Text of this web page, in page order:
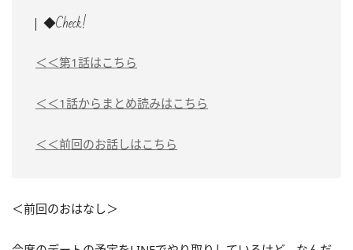
◆Check!
＜＜第1話はこちら
＜＜1話からまとめ読みはこちら
＜＜前回のお話しはこちら
＜前回のおはなし＞